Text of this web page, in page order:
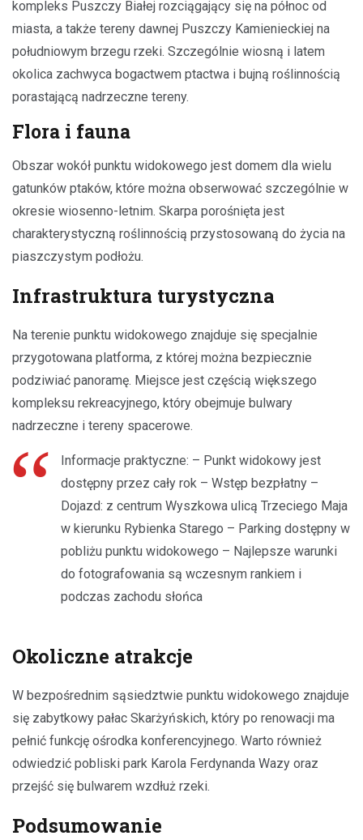
kompleks Puszczy Białej rozciągający się na północ od
miasta, a także tereny dawnej Puszczy Kamienieckiej na
południowym brzegu rzeki. Szczególnie wiosną i latem
okolica zachwyca bogactwem ptactwa i bujną roślinnością
porastającą nadrzeczne tereny.
Flora i fauna
Obszar wokół punktu widokowego jest domem dla wielu
gatunków ptaków, które można obserwować szczególnie w
okresie wiosenno-letnim. Skarpa porośnięta jest
charakterystyczną roślinnością przystosowaną do życia na
piaszczystym podłożu.
Infrastruktura turystyczna
Na terenie punktu widokowego znajduje się specjalnie
przygotowana platforma, z której można bezpiecznie
podziwiać panoramę. Miejsce jest częścią większego
kompleksu rekreacyjnego, który obejmuje bulwary
nadrzeczne i tereny spacerowe.
Informacje praktyczne: – Punkt widokowy jest
dostępny przez cały rok – Wstęp bezpłatny –
Dojazd: z centrum Wyszkowa ulicą Trzeciego Maja
w kierunku Rybienka Starego – Parking dostępny w
pobliżu punktu widokowego – Najlepsze warunki
do fotografowania są wczesnym rankiem i
podczas zachodu słońca
Okoliczne atrakcje
W bezpośrednim sąsiedztwie punktu widokowego znajduje
się zabytkowy pałac Skarżyńskich, który po renowacji ma
pełnić funkcję ośrodka konferencyjnego. Warto również
odwiedzić pobliski park Karola Ferdynanda Wazy oraz
przejść się bulwarem wzdłuż rzeki.
Podsumowanie